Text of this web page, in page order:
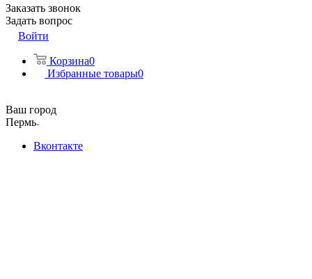
Заказать звонок
Задать вопрос
Войти
Корзина0
Избранные товары0
Ваш город
Пермь
Вконтакте